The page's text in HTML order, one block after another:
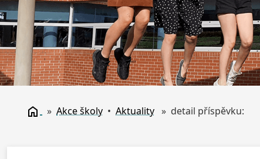
» Akce školy • Aktuality » detail příspěvku: